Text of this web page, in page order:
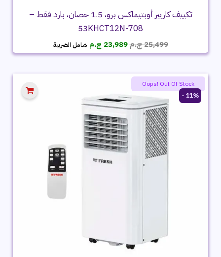
تكييف كاريير أوبتيماكس برو، 1.5 حصان، بارد فقط –
53KHCT12N-708
25,499ج.مالسعر
الأصلي
25,499 ج.م.
23,989 ج.م السعر
الحالي
23,989 ج.م.
شامل الضريبة
11% -
Oops! Out Of Stock